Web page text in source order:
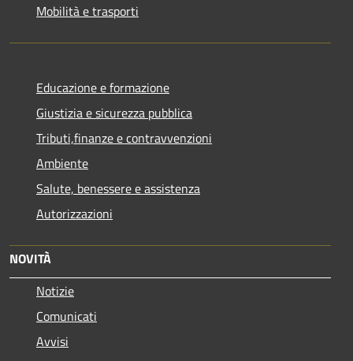
Mobilità e trasporti
Educazione e formazione
Giustizia e sicurezza pubblica
Tributi,finanze e contravvenzioni
Ambiente
Salute, benessere e assistenza
Autorizzazioni
NOVITÀ
Notizie
Comunicati
Avvisi